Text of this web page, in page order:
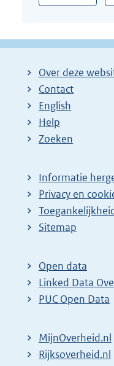
Over deze
Contact
English
Help
Zoeken
Informatie
Privacy en
Sitemap
Open data
Linked Data
PUC Open Data
MijnOverheid.nl
E
Rijksoverheid.nl